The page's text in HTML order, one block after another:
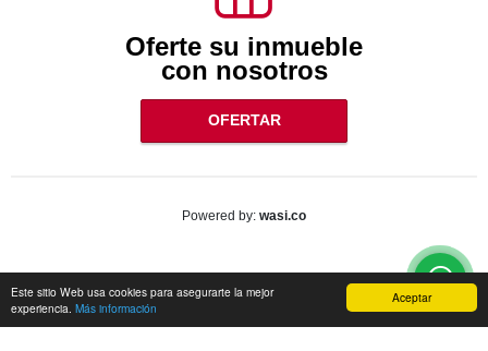
Aceptar
Este sitio Web usa cookies para asegurarte la mejor
experiencia. Más información
Oferte su inmueble
con nosotros
OFERTAR
Powered by: wasi.co